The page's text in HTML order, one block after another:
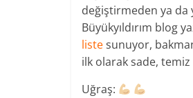
değiştirmeden ya da
Büyükyıldırım blog
listesunuyor,
ilk olarak sade,
Uğraş: